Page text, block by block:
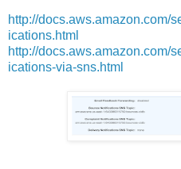
http://docs.aws.amazon.com/
ications.html
http://docs.aws.amazon.com/
ications-via-sns.html